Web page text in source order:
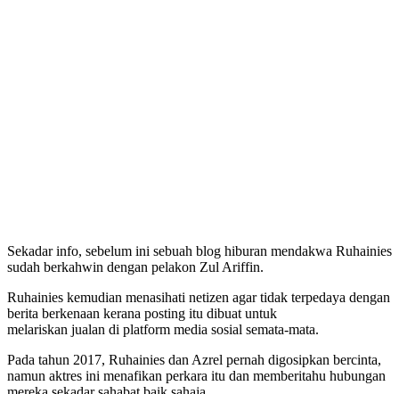
Sekadar info, sebelum ini sebuah blog hiburan mendakwa Ruhainies
sudah berkahwin dengan pelakon Zul Ariffin.
Ruhainies kemudian menasihati netizen agar tidak terpedaya dengan
berita berkenaan kerana posting itu dibuat untuk
melariskan jualan di platform media sosial semata-mata.
Pada tahun 2017, Ruhainies dan Azrel pernah digosipkan bercinta,
namun aktres ini menafikan perkara itu dan memberitahu hubungan